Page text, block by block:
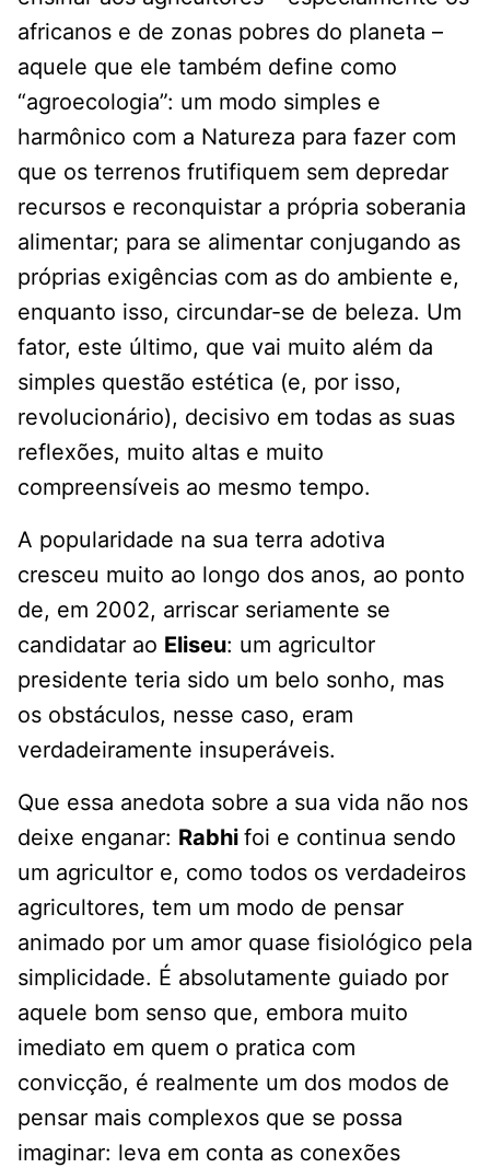
africanos e de zonas pobres do planeta –
aquele que ele também define como
“agroecologia”: um modo simples e
harmônico com a Natureza para fazer com
que os terrenos frutifiquem sem depredar
recursos e reconquistar a própria soberania
alimentar; para se alimentar conjugando as
próprias exigências com as do ambiente e,
enquanto isso, circundar-se de beleza. Um
fator, este último, que vai muito além da
simples questão estética (e, por isso,
revolucionário), decisivo em todas as suas
reflexões, muito altas e muito
compreensíveis ao mesmo tempo.
A popularidade na sua terra adotiva
cresceu muito ao longo dos anos, ao ponto
de, em 2002, arriscar seriamente se
candidatar ao Eliseu: um agricultor
presidente teria sido um belo sonho, mas
os obstáculos, nesse caso, eram
verdadeiramente insuperáveis.
Que essa anedota sobre a sua vida não nos
deixe enganar: Rabhi foi e continua sendo
um agricultor e, como todos os verdadeiros
agricultores, tem um modo de pensar
animado por um amor quase fisiológico pela
simplicidade. É absolutamente guiado por
aquele bom senso que, embora muito
imediato em quem o pratica com
convicção, é realmente um dos modos de
pensar mais complexos que se possa
imaginar: leva em conta as conexões